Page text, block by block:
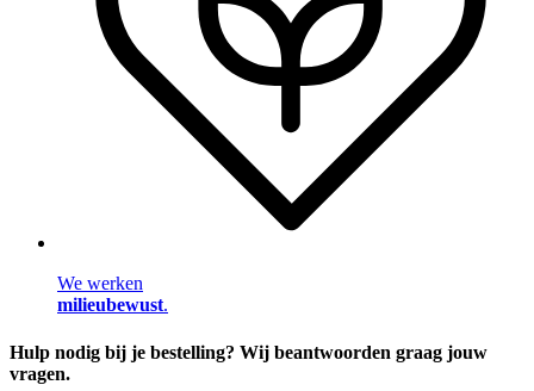
We werken
milieubewust.
Hulp nodig bij je bestelling? Wij beantwoorden graag jouw
vragen.